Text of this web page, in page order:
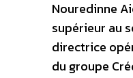
Nouredinne
supérieur au
directrice
du groupe